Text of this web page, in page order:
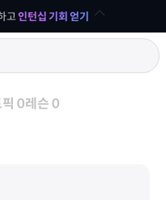
고 인턴십 기회 얻기
0레슨 0